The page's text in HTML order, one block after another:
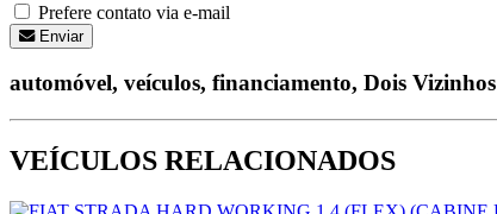
Prefere contato via e-mail
Enviar
automóvel, veículos, financiamento, Dois Vizinhos
VEÍCULOS RELACIONADOS